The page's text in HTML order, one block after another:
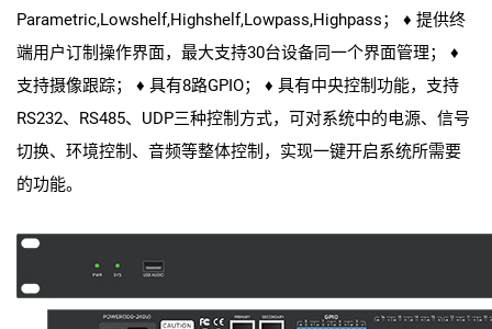
Parametric,Lowshelf,Highshelf,Lowpass,Highpass； ♦ 提供终
端用户订制操作界面，最大支持30台设备同一个界面管理； ♦
支持摄像跟踪； ♦ 具有8路GPIO； ♦ 具有中央控制功能，支持
RS232、RS485、UDP三种控制方式，可对系统中的电源、信号
切换、环境控制、音频等整体控制，实现一键开启系统所需要
的功能。